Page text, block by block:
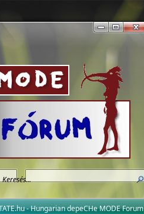
- Hungarian depeCHe MODE Forum